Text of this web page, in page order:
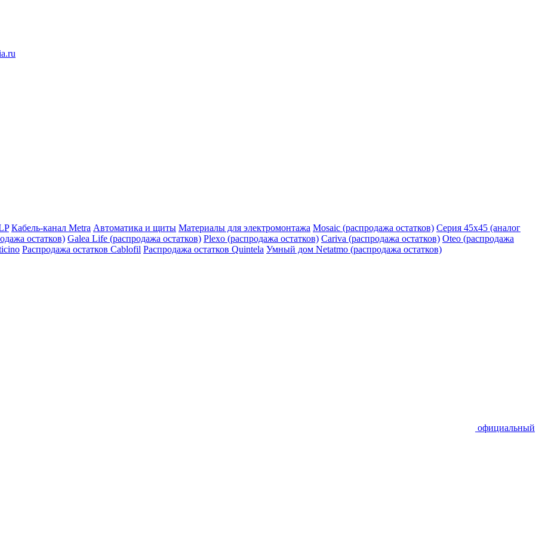
Кабель-канал Metra Автоматика и щиты Материалы для электромонтажа Mosaic (распродажа остатков) Серия 45х45 (аналог
остатков) Galea Life (распродажа остатков) Plexo (распродажа остатков) Cariva (распродажа остатков) Oteo (распродажа
Распродажа остатков Cablofil Распродажа остатков Quintela Умный дом Netatmo (распродажа остатков)
официальный